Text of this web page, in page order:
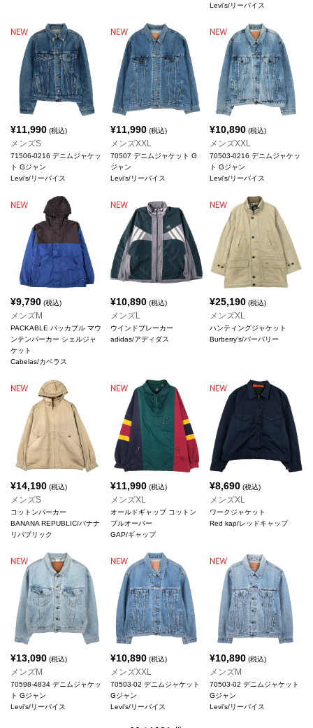
Levi's/リーバイス
¥11,990 (税込)
メンズS
71506-0216 デニムジャケッ
ト Gジャン
Levi's/リーバイス
¥11,990(税込)
メンズXXL
70507 デニムジャケット G
ジャン
Levi's/リーバイス
¥10,890 (税込)
メンズXXL
70503-0216 デニムジャケッ
ト Gジャン
Levi's/リーバイス
¥9,790 (税込)
メンズM
PACKABLE パッカブル マウ
ンテンパーカー シェルジャ
ケット
Cabelas/カベラス
¥10,890(税込)
メンズL
ウインドブレーカー
adidas/アディダス
¥25,190 (税込)
メンズXL
ハンティングジャケット
Burberry's/バーバリー
¥14,190 (税込)
メンズS
コットンパーカー
BANANA REPUBLIC/バナナ
リパブリック
¥11,990(税込)
メンズXL
オールドギャップ コットン
プルオーバー
GAP/ギャップ
¥8,690 (税込)
メンズXL
ワークジャケット
Red kap/レッドキャップ
¥13,090 (税込)
メンズM
70598-4834 デニムジャケッ
ト Gジャン
Levi's/リーバイス
¥10,890(税込)
メンズXXL
70503-02 デニムジャケット
Gジャン
Levi's/リーバイス
¥10,890 (税込)
メンズM
70503-02 デニムジャケット
Gジャン
Levi's/リーバイス